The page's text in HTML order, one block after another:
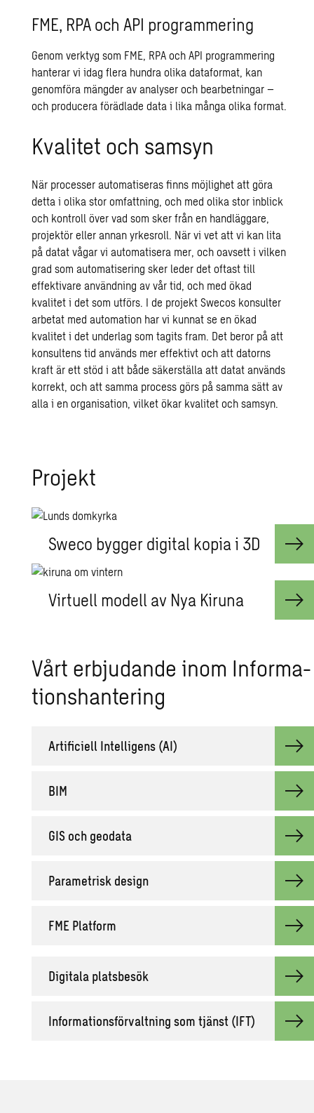
FME, RPA och API programmering
Genom verktyg som FME, RPA och API programmering
hanterar vi idag flera hundra olika dataformat, kan
genomföra mängder av analyser och bearbetningar –
och producera förädlade data i lika många olika format.
Kvalitet och samsyn
När processer automatiseras finns möjlighet att göra
detta i olika stor omfattning, och med olika stor inblick
och kontroll över vad som sker från en handläggare,
projektör eller annan yrkesroll. När vi vet att vi kan lita
på datat vågar vi automatisera mer, och oavsett i vilken
grad som automatisering sker leder det oftast till
effektivare användning av vår tid, och med ökad
kvalitet i det som utförs. I de projekt Swecos konsulter
arbetat med automation har vi kunnat se en ökad
kvalitet i det underlag som tagits fram. Det beror på att
konsultens tid används mer effektivt och att datorns
kraft är ett stöd i att både säkerställa att datat används
korrekt, och att samma process görs på samma sätt av
alla i en organisation, vilket ökar kvalitet och samsyn.
Pro­jekt
Sweco bygger digital kopia i 3D
Virtuell modell av Nya Kiruna
Vårt er­bju­dan­de inom In­for­ma­
tions­han­te­ring
Ar­ti­fi­ci­ell In­tel­li­gens (AI)
BIM
GIS och geo­da­ta
Pa­ra­met­risk de­sign
FME Plat­form
Di­gi­ta­la plats­be­sök
In­for­ma­tions­för­valt­ning som tjänst (IFT)